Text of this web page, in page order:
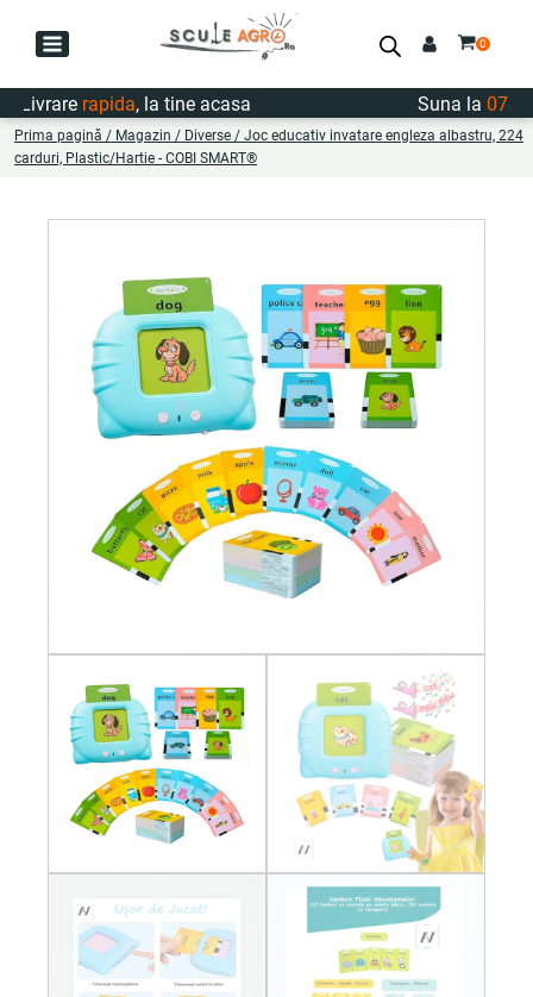
rapida, la tine acasa Suna la
Prima pagină / Magazin / Diverse / Joc educativ invatare engleza albastru, 224
carduri, Plastic/Hartie - COBI SMART®